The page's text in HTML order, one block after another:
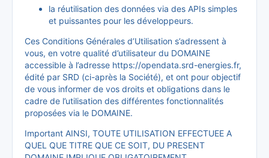
la réutilisation des données via des APIs simples
et puissantes pour les développeurs.
Ces Conditions Générales d’Utilisation s’adressent à
vous, en votre qualité d’utilisateur du DOMAINE
accessible à l’adresse https://opendata.srd-energies.fr,
édité par SRD (ci-après la Société), et ont pour objectif
de vous informer de vos droits et obligations dans le
cadre de l’utilisation des différentes fonctionnalités
proposées via le DOMAINE.
Important AINSI, TOUTE UTILISATION EFFECTUEE A
QUEL QUE TITRE QUE CE SOIT, DU PRESENT